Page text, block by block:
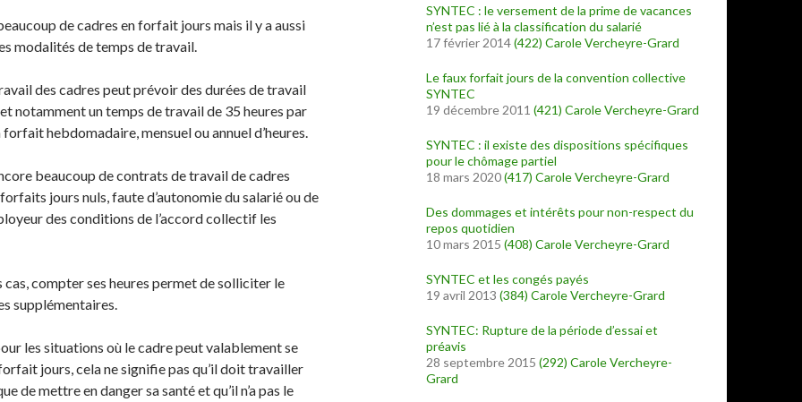
de cadres en forfait jours mais il y a aussi
modalités de temps de travail.
des cadres peut prévoir des durées de travail
notamment un temps de travail de 35 heures par
hebdomadaire, mensuel ou annuel d’heures.
beaucoup de contrats de travail de cadres
jours nuls, faute d’autonomie du salarié ou de
des conditions de l’accord collectif les
cas, compter ses heures permet de solliciter le
supplémentaires.
les situations où le cadre peut valablement se
jours, cela ne signifie pas qu’il doit travailler
de mettre en danger sa santé et qu’il n’a pas le
SYNTEC : le versement de la prime de vacances
n’est pas lié à la classification du salarié
17 février 2014(422) Carole Vercheyre-Grard
Le faux forfait jours de la convention collective
SYNTEC
19 décembre 2011 (421) Carole Vercheyre-Grard
SYNTEC : il existe des dispositions spécifiques
pour le chômage partiel
18 mars 2020(417) Carole Vercheyre-Grard
Des dommages et intérêts pour non-respect du
repos quotidien
10 mars 2015 (408) Carole Vercheyre-Grard
SYNTEC et les congés payés
19 avril 2013 (384) Carole Vercheyre-Grard
SYNTEC: Rupture de la période d’essai et
préavis
28 septembre 2015 (292) Carole Vercheyre-
Grard